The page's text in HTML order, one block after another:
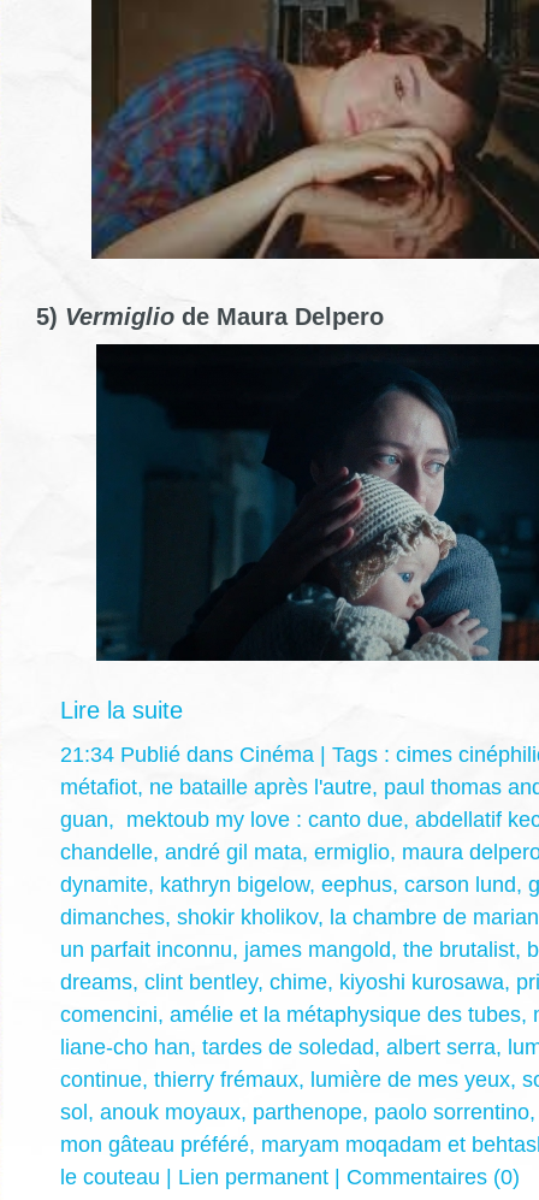
5) Vermiglio de Maura Delpero
Lire la suite
21:34 Publié dans Cinéma | Tags : cimes
métafiot, ne bataille après l'autre, paul thomas
guan, mektoub my love : canto due, abdellatif
chandelle, andré gil mata, ermiglio, maura
dynamite, kathryn bigelow, eephus, carson lund,
dimanches, shokir kholikov, la chambre de
un parfait inconnu, james mangold, the brutalist,
dreams, clint bentley, chime, kiyoshi kurosawa,
comencini, amélie et la métaphysique des tubes,
liane-cho han, tardes de soledad, albert serra,
continue, thierry frémaux, lumière de mes yeux,
sol, anouk moyaux, parthenope, paolo sorrentino
mon gâteau préféré, maryam moqadam et
le couteau | Lien permanent | Commentaires (0)